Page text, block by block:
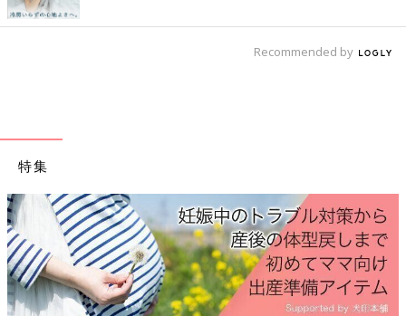
Recommended by
特集